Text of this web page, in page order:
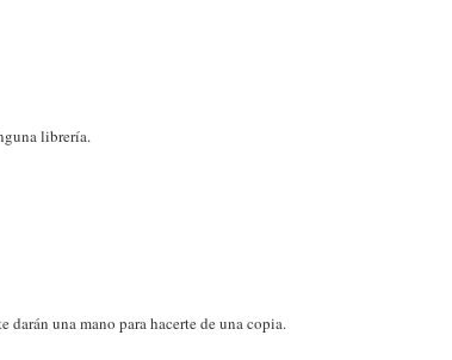
librería.
una mano para hacerte de una copia.